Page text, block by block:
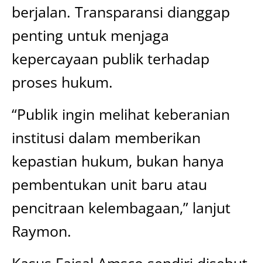
berjalan. Transparansi dianggap
penting untuk menjaga
kepercayaan publik terhadap
proses hukum.
“Publik ingin melihat keberanian
institusi dalam memberikan
kepastian hukum, bukan hanya
pembentukan unit baru atau
pencitraan kelembagaan,” lanjut
Raymon.